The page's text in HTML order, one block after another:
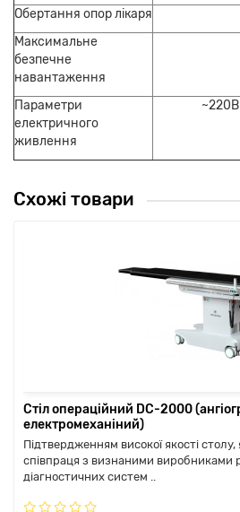
Обертання опор лікаря
Максимальне
безпечне
навантаження
Параметри
електричного
живлення
~220В
Схожі товари
Стіл операційний DC-2000
електромеханіний)
Підтвердженням високої якості
співпраця з визнаними виробниками
діагностичних систем ..